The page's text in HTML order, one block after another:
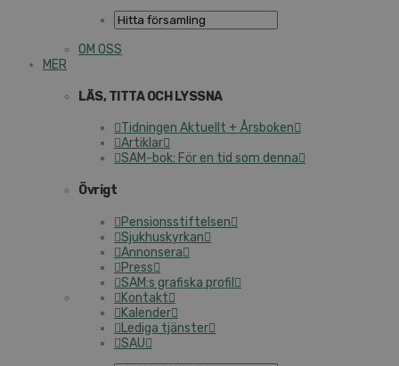
OM OSS
MER
LÄS, TITTA OCH LYSSNA
Tidningen Aktuellt + Årsboken
Artiklar
SAM-bok: För en tid som denna
Övrigt
Pensionsstiftelsen
Sjukhuskyrkan
Annonsera
Press
SAM:s grafiska profil
Kontakt
Kalender
Lediga tjänster
SAU